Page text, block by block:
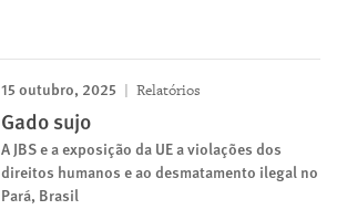
15 outubro, 2025 Relatórios
Gado sujo
A JBS e a exposição da UE a violações dos
direitos humanos e ao desmatamento ilegal no
Pará, Brasil